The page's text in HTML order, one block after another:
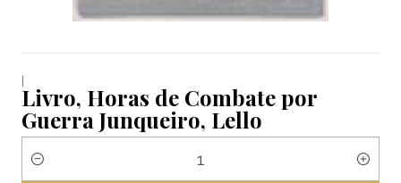
|
Livro, Horas de Combate por
Guerra Junqueiro, Lello
Quantity